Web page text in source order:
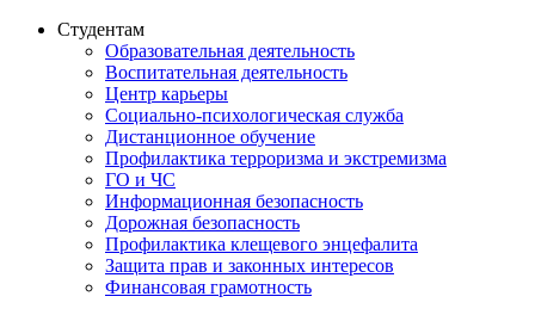
Студентам
Образовательная деятельность
Воспитательная деятельность
Центр карьеры
Социально-психологическая служба
Дистанционное обучение
Профилактика терроризма и экстремизма
ГО и ЧС
Информационная безопасность
Дорожная безопасность
Профилактика клещевого энцефалита
Защита прав и законных интересов
Финансовая грамотность